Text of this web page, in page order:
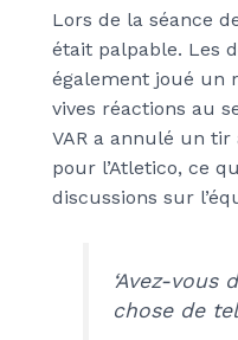
Lors de la séance
était palpable. Les
également joué un
vives réactions au
VAR a annulé un
pour l’Atletico, ce
discussions sur
‘Avez-vous
chose de tel